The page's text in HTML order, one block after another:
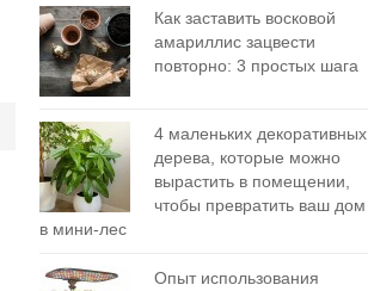
Как заставить восковой
амариллис зацвести
повторно: 3 простых шага
4 маленьких декоративных
дерева, которые можно
вырастить в помещении,
чтобы превратить ваш дом
в мини-лес
Опыт использования